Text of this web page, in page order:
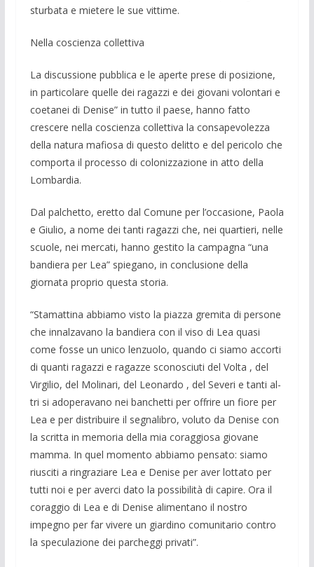
sturbata e mietere le sue vittime.
Nella coscienza collettiva
La discussione pubblica e le aperte prese di posizione,
in particolare quelle dei ragazzi e dei giovani volontari e
coe­tanei di Denise” in tutto il paese, hanno fatto
crescere nella coscienza collettiva la consapevolezza
della natura mafiosa di questo delitto e del pericolo che
com­porta il processo di colonizzazione in atto della
Lombardia.
Dal palchetto, eretto dal Comune per l’occasione, Paola
e Giulio, a nome dei tanti ragazzi che, nei quartieri, nelle
scuole, nei mercati, hanno gestito la campagna “una
bandiera per Lea” spie­gano, in conclusione della
giornata pro­prio questa storia.
“Stamattina abbiamo visto la piazza gremita di perso­ne
che innalzava­no la bandiera con il viso di Lea quasi
come fosse un unico lenzuolo, quando ci siamo accorti
di quanti ragazzi e ragazze sco­nosciuti del Volta , del
Virgilio, del Moli­nari, del Leonardo , del Se­veri e tan­ti al­
tri si adoperavano nei ban­chetti per of­frire un fiore per
Lea e per distribuire il se­gnalibro, voluto da Denise con
la scrit­ta in memoria della mia co­raggiosa gio­vane
mamma. In quel momento abbiamo pensato: siamo
riu­sciti a rin­graziare Lea e Denise per aver lottato per
tutti noi e per averci dato la possibilità di capire. Ora il
coraggio di Lea e di De­nise ali­mentano il nostro
impegno per far vivere un giardino comunitario contro
la specu­lazione dei parcheggi privati”.